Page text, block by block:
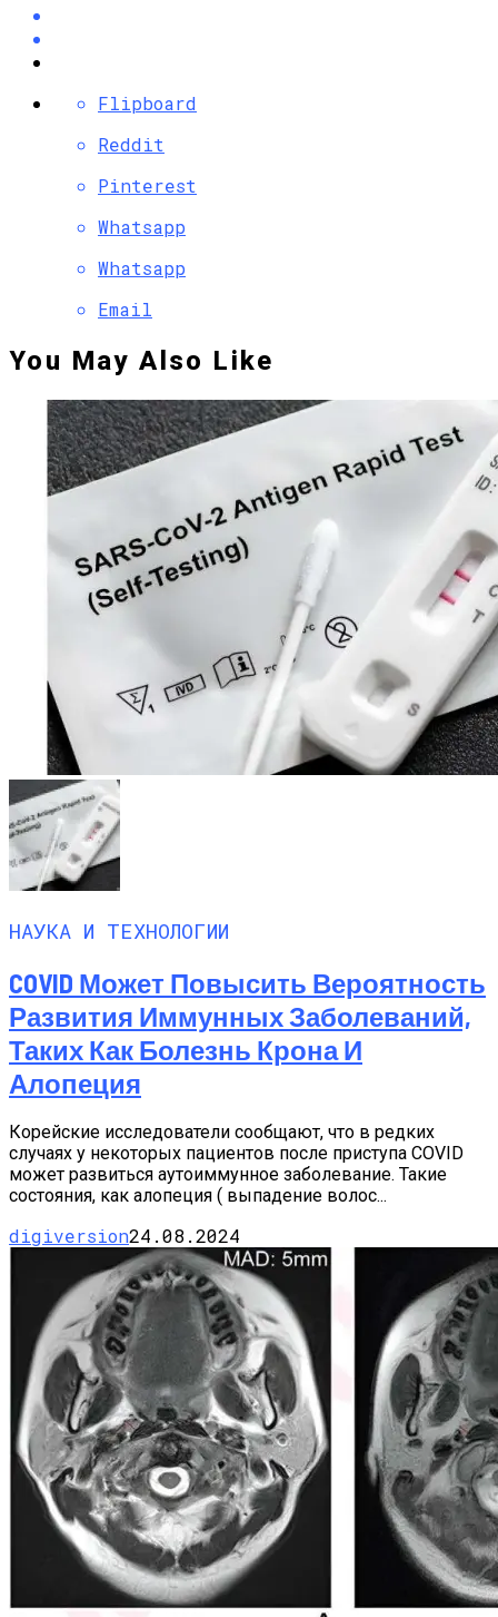
Flipboard
Reddit
Pinterest
Whatsapp
Whatsapp
Email
You May Also Like
НАУКА И ТЕХНОЛОГИИ
COVID Может Повысить Вероятность
Развития Иммунных Заболеваний,
Таких Как Болезнь Крона И
Алопеция
Корейские исследователи сообщают, что в редких
случаях у некоторых пациентов после приступа COVID
может развиться аутоиммунное заболевание. Такие
состояния, как алопеция ( выпадение волос...
digiversion24.08.2024